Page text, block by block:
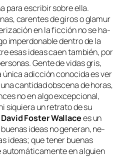
pa­ra es­cri­bir so­bre ella.
ca­ren­tes de gi­ros o gla­mur
en la fic­ción no se ha­
im­per­do­na­ble den­tro de la
esas ideas caen tam­bién, por
Gente de vi­das gris,
úni­ca adic­ción co­no­ci­da es ver
can­ti­dad obs­ce­na de ho­ras,
no en al­go ex­cep­cio­nal,
si­quie­ra un re­tra­to de su
David Foster Wallacees un
ideas no ge­ne­ran, ne­
ideas; que te­ner bue­nas
au­to­má­ti­ca­men­te en al­guien